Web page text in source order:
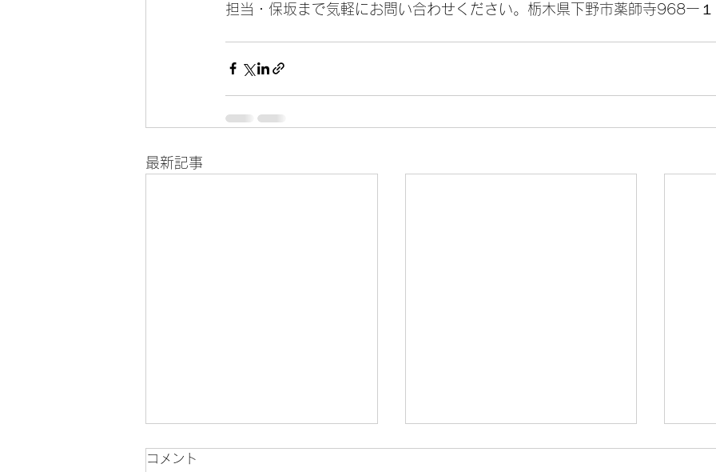
担当・保坂まで気軽にお問い合わせください。栃木県下野市薬師寺968ー１
最新記事
コメント